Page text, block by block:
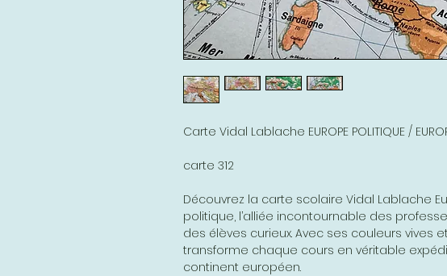
Carte Vidal Lablache EUROPE POLITIQUE /
carte 312
Découvrez la carte scolaire Vidal Lablache
politique, l’alliée incontournable des
des élèves curieux. Avec ses couleurs vives
transforme chaque cours en véritable
continent européen.